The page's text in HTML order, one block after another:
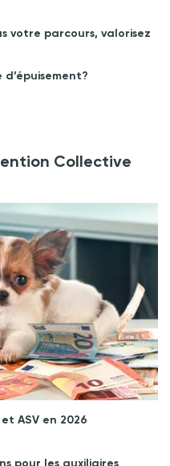
votre parcours, valorisez
d’épuisement?
Collective
ASV en 2026
pour les auxiliaires